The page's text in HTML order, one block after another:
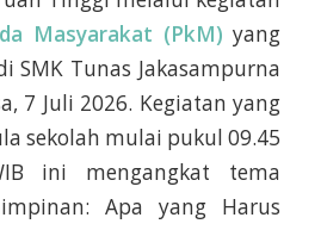
Masyarakat (PkM) yang
SMK Tunas Jakasampurna
7 Juli 2026. Kegiatan yang
sekolah mulai pukul 09.45
ini mengangkat tema
Apa yang Harus